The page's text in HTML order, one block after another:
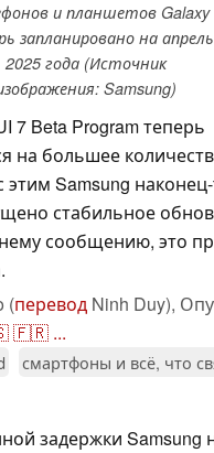
и планшетов Galaxy
запланировано на апрель
2025 года (Источник
Samsung)
7 Beta Program теперь
на большее
этим Samsung
стабильное
сообщению, это
(перевод Ninh Duy),
🇫🇷 ...
смартфоны и всё, что
задержки Samsung